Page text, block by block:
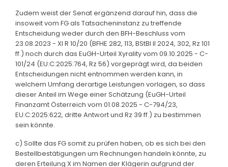
Zudem weist der Senat ergänzend darauf hin, dass die
insoweit vom FG als Tatsacheninstanz zu treffende
Entscheidung weder durch den BFH-Beschluss vom
23.08.2023 - XI R 10/20 (BFHE 282, 113, BStBl II 2024, 302, Rz 101
ff.) noch durch das EuGH-Urteil Xyrality vom 09.10.2025 - C-
101/24 (EU:C:2025:764, Rz 56) vorgeprägt wird, da beiden
Entscheidungen nicht entnommen werden kann, in
welchem Umfang derartige Leistungen vorlagen, so dass
dieser Anteil im Wege einer Schätzung (EuGH-Urteil
Finanzamt Österreich vom 01.08.2025 - C-794/23,
EU:C:2025:622, dritte Antwort und Rz 39 ff.) zu bestimmen
sein könnte.
c) Sollte das FG somit zu prüfen haben, ob es sich bei den
Bestellbestätigungen um Rechnungen handeln könnte, zu
deren Erteilung X im Namen der Klägerin aufgrund der